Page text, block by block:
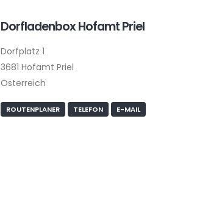
Dorfladenbox Hofamt Priel
Dorfplatz 1
3681 Hofamt Priel
Österreich
ROUTENPLANER TELEFON E-MAIL